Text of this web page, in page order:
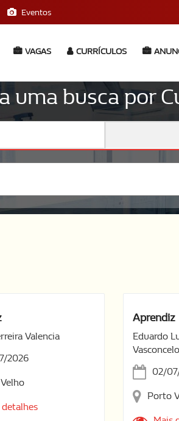
Eventos
VAGAS CURRÍCULOS
uma busca por
Valencia
2026
detalhes
Aprendiz
Eduardo
02/
Porto